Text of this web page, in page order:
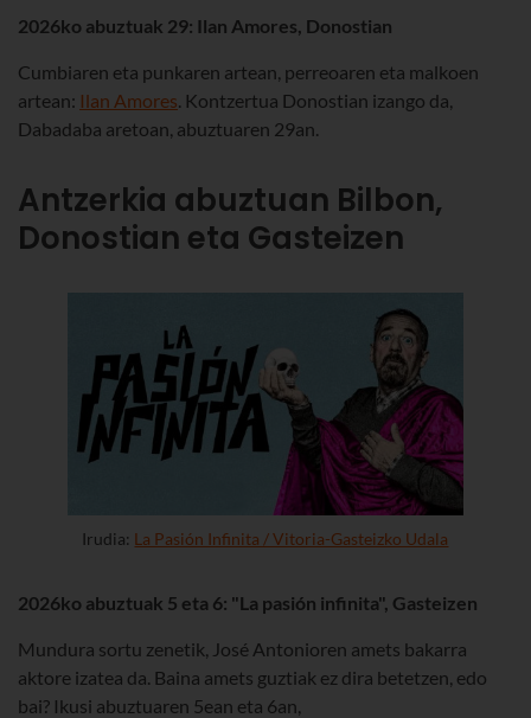
2026ko abuztuak 29: Ilan Amores, Donostian
Cumbiaren eta punkaren artean, perreoaren eta malkoen
artean: Ilan Amores. Kontzertua Donostian izango da,
Dabadaba aretoan, abuztuaren 29an.
Antzerkia abuztuan Bilbon,
Donostian eta Gasteizen
Irudia: La Pasión Infinita / Vitoria-Gasteizko Udala
2026ko abuztuak 5 eta 6: "La pasión infinita", Gasteizen
Mundura sortu zenetik, José Antonioren amets bakarra
aktore izatea da. Baina amets guztiak ez dira betetzen, edo
bai? Ikusi abuztuaren 5ean eta 6an,